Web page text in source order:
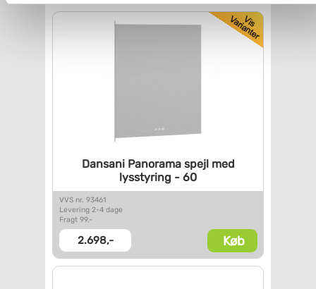
Du kan se mere om, hvordan vi behandler dine
personoplysninger, ved at klikkeher.
Dansani Panorama spejl med
lysstyring - 60
VVS nr. 93461
Levering 2-4 dage
Fragt 99,-
2.698,- Køb